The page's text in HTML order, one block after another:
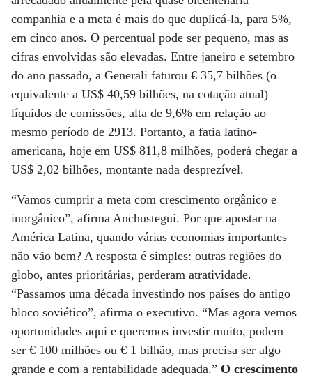
companhia e a meta é mais do que duplicá-la, para 5%,
em cinco anos. O percentual pode ser pequeno, mas as
cifras envolvidas são elevadas. Entre janeiro e setembro
do ano passado, a Generali faturou € 35,7 bilhões (o
equivalente a US$ 40,59 bilhões, na cotação atual)
líquidos de comissões, alta de 9,6% em relação ao
mesmo período de 2913. Portanto, a fatia latino-
americana, hoje em US$ 811,8 milhões, poderá chegar a
US$ 2,02 bilhões, montante nada desprezível.
“Vamos cumprir a meta com crescimento orgânico e
inorgânico”, afirma Anchustegui. Por que apostar na
América Latina, quando várias economias importantes
não vão bem? A resposta é simples: outras regiões do
globo, antes prioritárias, perderam atratividade.
“Passamos uma década investindo nos países do antigo
bloco soviético”, afirma o executivo. “Mas agora vemos
oportunidades aqui e queremos investir muito, podem
ser € 100 milhões ou € 1 bilhão, mas precisa ser algo
grande e com a rentabilidade adequada.” O crescimento